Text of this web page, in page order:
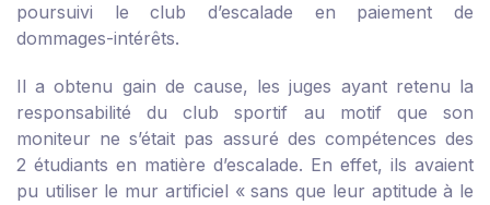
poursuivi le club d’escalade en paiement de
dommages-intérêts.
Il a obtenu gain de cause, les juges ayant retenu la
responsabilité du club sportif au motif que son
moniteur ne s’était pas assuré des compétences des
2 étudiants en matière d’escalade. En effet, ils avaient
pu utiliser le mur artificiel « sans que leur aptitude à le